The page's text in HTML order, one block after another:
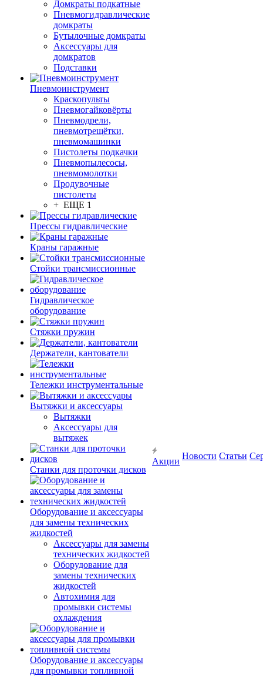
Домкраты подкатные
Пневмогидравлические
домкраты
Бутылочные домкраты
Аксессуары для
домкратов
Подставки
Пневмоинструмент
Краскопульты
Пневмогайковёрты
Пневмодрели,
пневмотрещётки,
пневмомашинки
Пистолеты подкачки
Пневмопылесосы,
пневмомолотки
Продувочные
пистолеты
+ ЕЩЕ 1
Прессы гидравлические
Краны гаражные
Стойки трансмиссионные
Гидравлическое
оборудование
Стяжки пружин
Держатели, кантователи
Тележки инструментальные
Вытяжки и аксессуары
Вытяжки
Аксессуары для
вытяжек
Станки для проточки дисков
Оборудование и аксессуары
для замены технических
жидкостей
Аксессуары для замены
технических жидкостей
Оборудование для
замены технических
жидкостей
Автохимия для
промывки системы
охлаждения
Оборудование и аксессуары
для промывки топливной
Акции
Новости Статьи